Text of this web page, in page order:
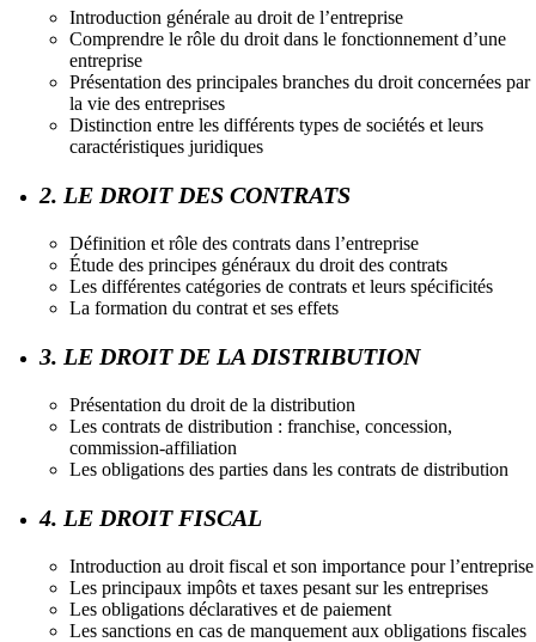
Introduction générale au droit de l’entreprise
Comprendre le rôle du droit dans le fonctionnement d’une
entreprise
Présentation des principales branches du droit concernées par
la vie des entreprises
Distinction entre les différents types de sociétés et leurs
caractéristiques juridiques
2. LE DROIT DES CONTRATS
Définition et rôle des contrats dans l’entreprise
Étude des principes généraux du droit des contrats
Les différentes catégories de contrats et leurs spécificités
La formation du contrat et ses effets
3. LE DROIT DE LA DISTRIBUTION
Présentation du droit de la distribution
Les contrats de distribution : franchise, concession,
commission-affiliation
Les obligations des parties dans les contrats de distribution
4. LE DROIT FISCAL
Introduction au droit fiscal et son importance pour l’entreprise
Les principaux impôts et taxes pesant sur les entreprises
Les obligations déclaratives et de paiement
Les sanctions en cas de manquement aux obligations fiscales